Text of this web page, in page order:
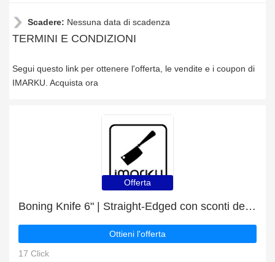
Scadere: Nessuna data di scadenza
TERMINI E CONDIZIONI
Segui questo link per ottenere l'offerta, le vendite e i coupon di
IMARKU. Acquista ora
Offerta
Boning Knife 6" | Straight-Edged con sconti del 6%
Ottieni l'offerta
17 Click